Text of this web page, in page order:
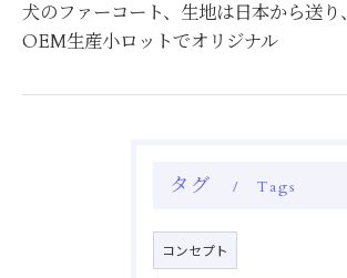
犬のファーコート、生地は日本から送り、
OEM生産小ロットでオリジナル
タグ Tags
コンセプト